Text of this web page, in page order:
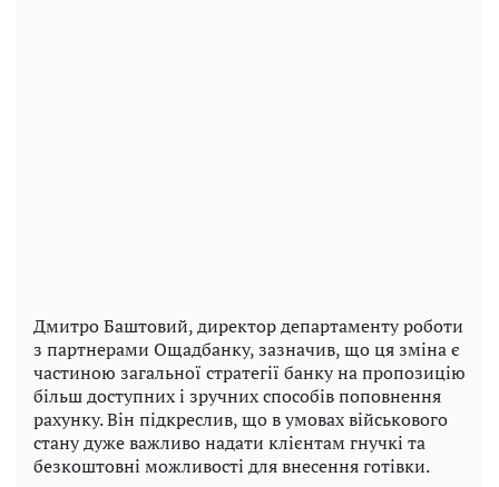
Дмитро Баштовий, директор департаменту роботи
з партнерами Ощадбанку, зазначив, що ця зміна є
частиною загальної стратегії банку на пропозицію
більш доступних і зручних способів поповнення
рахунку. Він підкреслив, що в умовах військового
стану дуже важливо надати клієнтам гнучкі та
безкоштовні можливості для внесення готівки.